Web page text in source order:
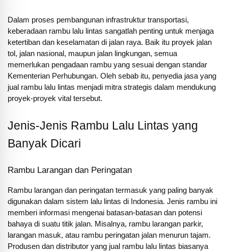
Dalam proses pembangunan infrastruktur transportasi,
keberadaan rambu lalu lintas sangatlah penting untuk menjaga
ketertiban dan keselamatan di jalan raya. Baik itu proyek jalan
tol, jalan nasional, maupun jalan lingkungan, semua
memerlukan pengadaan rambu yang sesuai dengan standar
Kementerian Perhubungan. Oleh sebab itu, penyedia jasa yang
jual rambu lalu lintas menjadi mitra strategis dalam mendukung
proyek-proyek vital tersebut.
Jenis-Jenis Rambu Lalu Lintas yang
Banyak Dicari
Rambu Larangan dan Peringatan
Rambu larangan dan peringatan termasuk yang paling banyak
digunakan dalam sistem lalu lintas di Indonesia. Jenis rambu ini
memberi informasi mengenai batasan-batasan dan potensi
bahaya di suatu titik jalan. Misalnya, rambu larangan parkir,
larangan masuk, atau rambu peringatan jalan menurun tajam.
Produsen dan distributor yang jual rambu lalu lintas biasanya